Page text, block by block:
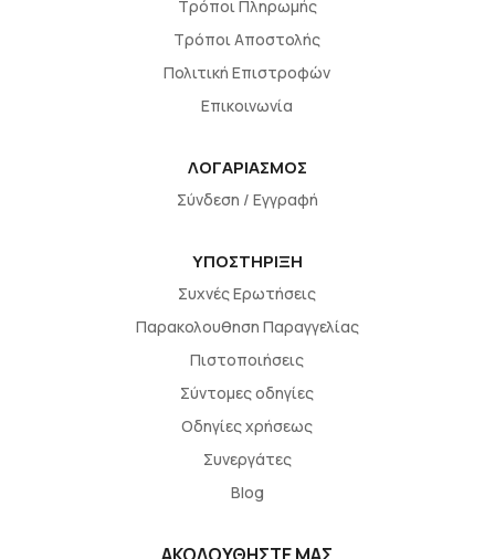
Τρόποι Πληρωμής
Τρόποι Αποστολής
Πολιτική Επιστροφών
Επικοινωνία
ΛΟΓΑΡΙΑΣΜΟΣ
Σύνδεση / Εγγραφή
ΥΠΟΣΤΗΡΙΞΗ
Συχνές Ερωτήσεις
Παρακολουθηση Παραγγελίας
Πιστοποιήσεις
Σύντομες οδηγίες
Οδηγίες χρήσεως
Συνεργάτες
Blog